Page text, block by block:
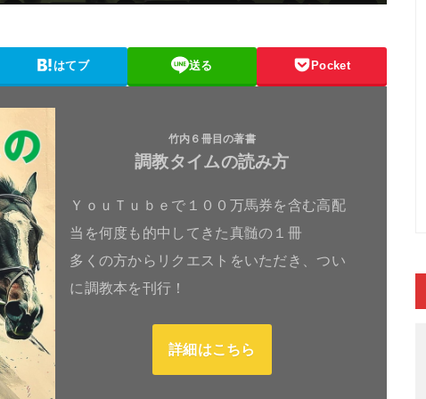
はてブ 送る Pocket
竹内６冊目の著書
調教タイムの読み方
ＹｏｕＴｕｂｅで１００万馬券を含む高配
当を何度も的中してきた真髄の１冊
多くの方からリクエストをいただき、つい
に調教本を刊行！
詳細はこちら